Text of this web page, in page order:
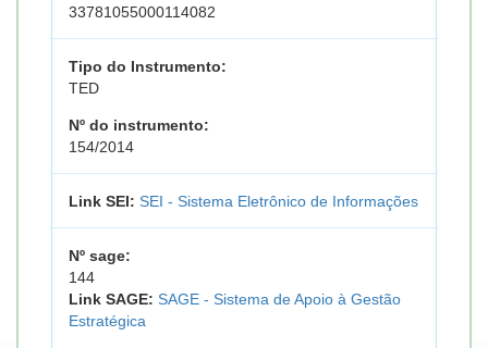
33781055000114082
Tipo do Instrumento:
TED
Nº do instrumento:
154/2014
Link SEI: SEI - Sistema Eletrônico de Informações
Nº sage:
144
Link SAGE: SAGE - Sistema de Apoio à Gestão
Estratégica